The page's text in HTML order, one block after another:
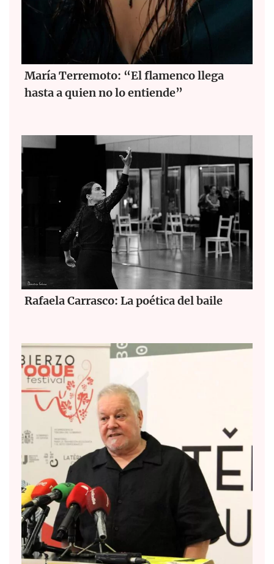
María Terremoto: “El flamenco llega
hasta a quien no lo entiende”
Rafaela Carrasco: La poética del baile